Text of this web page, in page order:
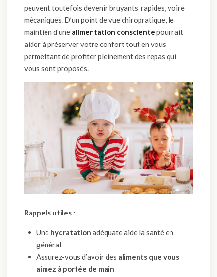
peuvent toutefois devenir bruyants, rapides, voire
mécaniques. D’un point de vue chiropratique, le
maintien d’une alimentation consciente pourrait
aider à préserver votre confort tout en vous
permettant de profiter pleinement des repas qui
vous sont proposés.
Rappels utiles :
Une hydratation adéquate aide la santé en
général
Assurez-vous d’avoir des aliments que vous
aimez à portée de main